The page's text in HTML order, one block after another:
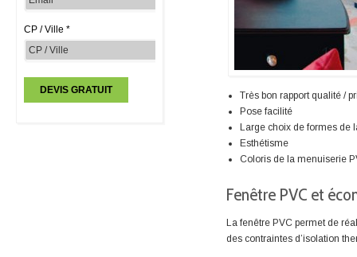
Très bon rapport qualité /
Pose facilité
Large choix de formes de
Esthétisme
Coloris de la menuiserie
Fenêtre PVC et
La fenêtre PVC permet de
des contraintes d’isolation
CP / Ville *